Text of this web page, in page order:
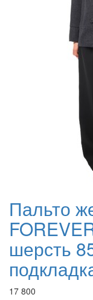
Пальто
шерсть
17 800